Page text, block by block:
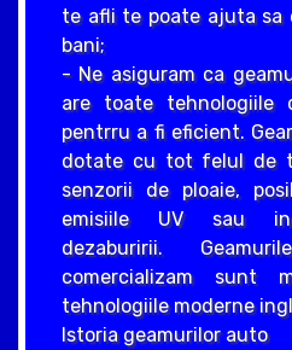
te afli te poate ajuta sa
bani;
- Ne asiguram ca
are toate tehnologiile
pentrru a fi eficient.
dotate cu tot felul de
senzorii de ploaie,
emisiile UV sau
dezaburirii.
comercializam sunt
tehnologiile moderne
Istoria geamurilor auto